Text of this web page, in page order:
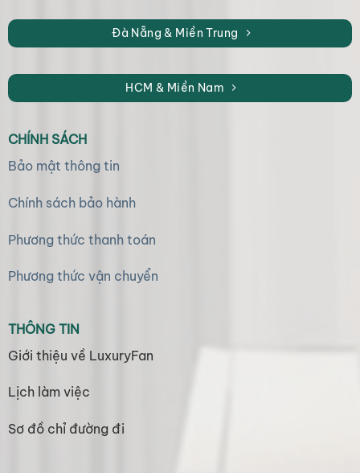
Đà Nẵng & Miền Trung
HCM & Miền Nam
CHÍNH SÁCH
Bảo mật thông tin
Chính sách bảo hành
Phương thức thanh toán
Phương thức vận chuyển
THÔNG TIN
Giới thiệu về LuxuryFan
Lịch làm việc
Sơ đồ chỉ đường đi